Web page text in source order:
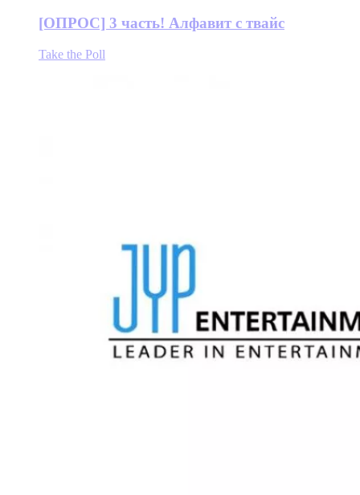
[ОПРОС] 3 часть! Алфавит с твайс
Take the Poll